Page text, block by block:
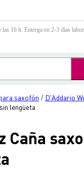
las 16 h: Entrega en 2-3 días
saxofón / D'Addario
lengüeta
Caña